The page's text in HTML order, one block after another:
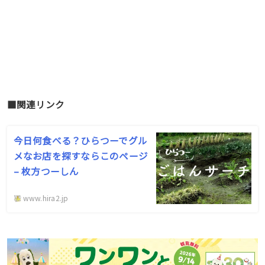
■関連リンク
今日何食べる？ひらつーでグル
メなお店を探すならこのページ
– 枚方つーしん
www.hira2.jp